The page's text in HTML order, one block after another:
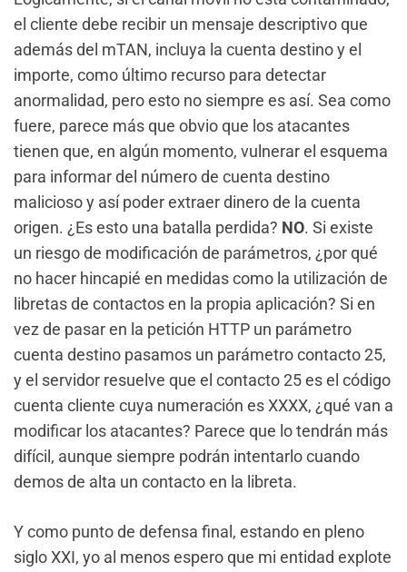
el cliente debe recibir un mensaje descriptivo que
además del mTAN, incluya la cuenta destino y el
importe, como último recurso para detectar
anormalidad, pero esto no siempre es así. Sea como
fuere, parece más que obvio que los atacantes
tienen que, en algún momento, vulnerar el esquema
para informar del número de cuenta destino
malicioso y así poder extraer dinero de la cuenta
origen. ¿Es esto una batalla perdida? NO. Si existe
un riesgo de modificación de parámetros, ¿por qué
no hacer hincapié en medidas como la utilización de
libretas de contactos en la propia aplicación? Si en
vez de pasar en la petición HTTP un parámetro
cuenta destino pasamos un parámetro contacto 25,
y el servidor resuelve que el contacto 25 es el código
cuenta cliente cuya numeración es XXXX, ¿qué van a
modificar los atacantes? Parece que lo tendrán más
difícil, aunque siempre podrán intentarlo cuando
demos de alta un contacto en la libreta.
Y como punto de defensa final, estando en pleno
siglo XXI, yo al menos espero que mi entidad explote